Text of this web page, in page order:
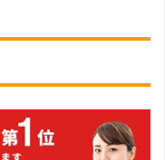
hh/
hoiku